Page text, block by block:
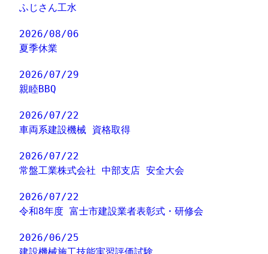
ふじさん工水
2026/08/06
夏季休業
2026/07/29
親睦BBQ
2026/07/22
車両系建設機械 資格取得
2026/07/22
常盤工業株式会社 中部支店 安全大会
2026/07/22
令和8年度 富士市建設業者表彰式・研修会
2026/06/25